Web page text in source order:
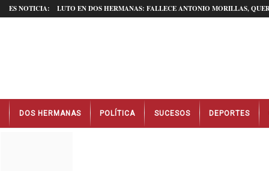
ES NOTICIA: LUTO EN DOS HERMANAS: FALLECE ANTONIO MORILLAS,
t
DOS HERMANAS POLÍTICA SUCESOS DEPORTES